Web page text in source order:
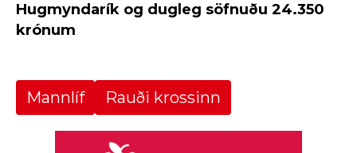
Hugmyndarík og dugleg söfnuðu 24.350
krónum
Mannlíf Rauði krossinn